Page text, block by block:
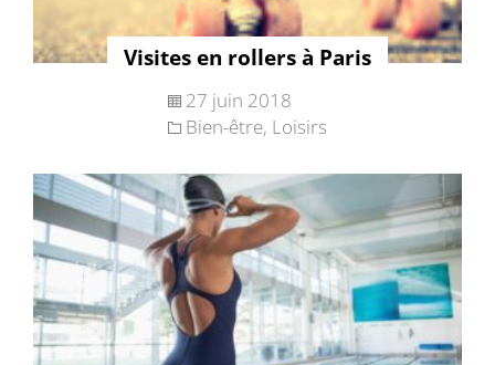
Visites en rollers à Paris
27 juin 2018
Bien-être, Loisirs